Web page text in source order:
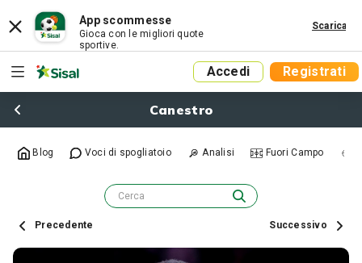
App scommesse
Gioca con le migliori quote
sportive.
Scarica
Accedi Registrati
Canestro
Blog Voci di spogliatoio Analisi Fuori Campo
Precedente Successivo